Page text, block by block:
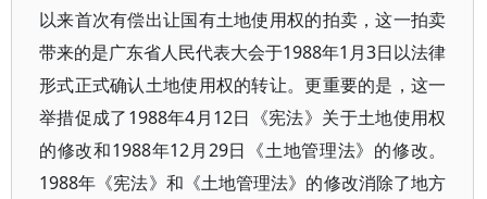
以来首次有偿出让国有土地使用权的拍卖，这一拍卖
带来的是广东省人民代表大会于1988年1月3日以法律
形式正式确认土地使用权的转让。更重要的是，这一
举措促成了1988年4月12日《宪法》关于土地使用权
的修改和1988年12月29日《土地管理法》的修改。
1988年《宪法》和《土地管理法》的修改消除了地方